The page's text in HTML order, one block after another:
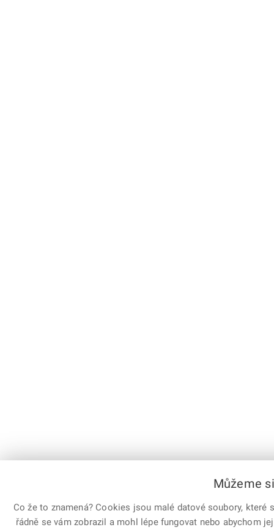
Můžeme
Co že to znamená? Cookies jsou malé datové soubory,
řádně se vám zobrazil a mohl lépe fungovat nebo abychom